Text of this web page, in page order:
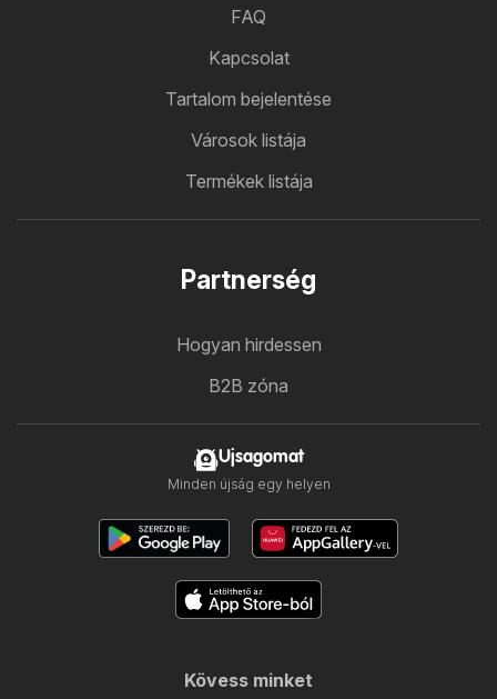
FAQ
Kapcsolat
Tartalom bejelentése
Városok listája
Termékek listája
Partnerség
Hogyan hirdessen
B2B zóna
Ujsagomat
Minden újság egy helyen
Kövess minket